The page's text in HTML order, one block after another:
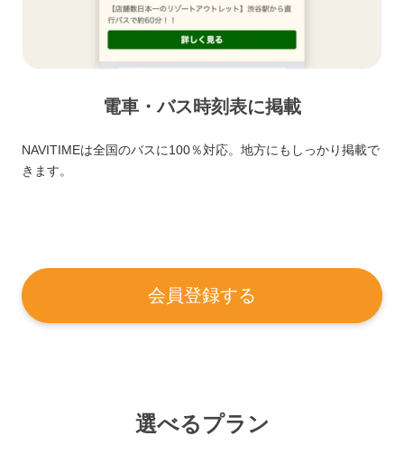
電車・バス時刻表に掲載
NAVITIMEは全国のバスに100％対応。地方にもしっかり掲載で
きます。
会員登録する
選べるプラン